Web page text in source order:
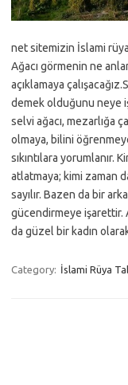
net sitemizin İslami
Ağacı görmenin ne
açıklamaya
demek olduğunu neye
selvi ağacı, mezarlığa
olmaya, bilini
sıkıntılara yorumlanır.
atlatmaya; kimi zaman
sayılır. Bazen da bir
gücendirmeye işarettir.
da güzel bir kadın
Category: İslami Rüya